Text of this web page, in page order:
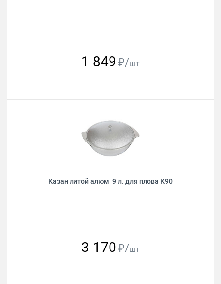
1 849 ₽/шт
Казан литой алюм. 9 л. для плова К90
3 170 ₽/шт